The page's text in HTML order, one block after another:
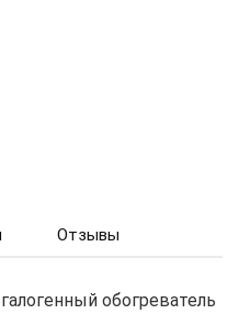
Отзывы
обогреватель